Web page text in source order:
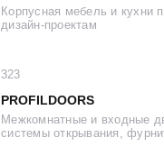
Корпусная мебель и кухни
дизайн-проектам
323
PROFILDOORS
Межкомнатные и входные
системы открывания,